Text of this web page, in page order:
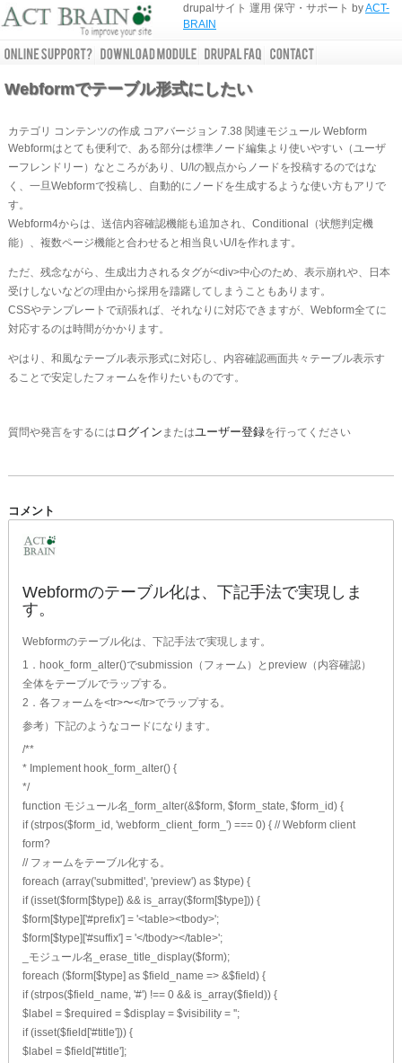
drupalサイト 運用 保守・サポート byACT-
BRAIN
Webformでテーブル形式にしたい
カテゴリ コンテンツの作成 コアバージョン 7.38 関連モジュール Webform
Webformはとても便利で、ある部分は標準ノード編集より使いやすい（ユーザ
ーフレンドリー）なところがあり、U/Iの観点からノードを投稿するのではな
く、一旦Webformで投稿し、自動的にノードを生成するような使い方もアリで
す。
Webform4からは、送信内容確認機能も追加され、Conditional（状態判定機
能）、複数ページ機能と合わせると相当良いU/Iを作れます。
ただ、残念ながら、生成出力されるタグが<div>中心のため、表示崩れや、日本
受けしないなどの理由から採用を躊躇してしまうこともあります。
CSSやテンプレートで頑張れば、それなりに対応できますが、Webform全てに
対応するのは時間がかかります。
やはり、和風なテーブル表示形式に対応し、内容確認画面共々テーブル表示す
ることで安定したフォームを作りたいものです。
質問や発言をするには ログイン またはユーザー登録を行ってください
コメント
Webformのテーブル化は、下記手法で実現しま
す。
Webformのテーブル化は、下記手法で実現します。
1．hook_form_alter()でsubmission（フォーム）とpreview（内容確認）
全体をテーブルでラップする。
2．各フォームを<tr>〜</tr>でラップする。
参考）下記のようなコードになります。
/**
* Implement hook_form_alter() {
*/
function モジュール名_form_alter(&$form, $form_state, $form_id) {
if (strpos($form_id, 'webform_client_form_') === 0) { // Webform client
form?
// フォームをテーブル化する。
foreach (array('submitted', 'preview') as $type) {
if (isset($form[$type]) && is_array($form[$type])) {
$form[$type]['#prefix'] = '<table><tbody>';
$form[$type]['#suffix'] = '</tbody></table>';
_モジュール名_erase_title_display($form);
foreach ($form[$type] as $field_name => &$field) {
if (strpos($field_name, '#') !== 0 && is_array($field)) {
$label = $required = $display = $visibility = '';
if (isset($field['#title'])) {
$label = $field['#title'];